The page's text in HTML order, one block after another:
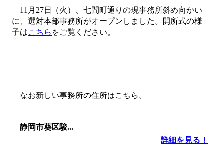
11月27日（火）、七間町通りの現事務所斜め向かい
に、選対本部事務所がオープンしました。開所式の様
子はこちら をご覧ください。
なお新しい事務所の住所はこちら。
静岡市葵区駿...
詳細を見る！